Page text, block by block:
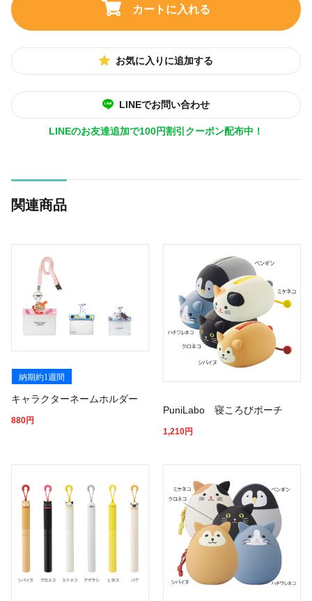
カートに入れる
お気に入りに追加する
LINEでお問い合わせ
LINEのお友達追加で100円割引クーポン配布中！
関連商品
納期約1週間
キャラクターネームホルダー
880円
PuniLabo 寝ころびポーチ
1,210円